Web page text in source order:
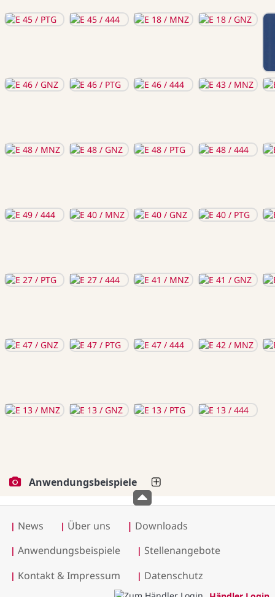
Anwendungsbeispiele
| News | Über uns | Downloads
| Anwendungsbeispiele | Stellenangebote
| Kontakt & Impressum | Datenschutz